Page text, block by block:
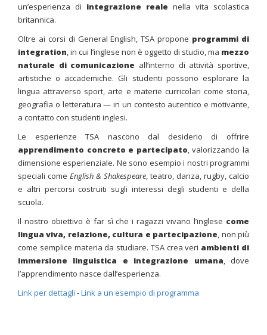
un’esperienza di integrazione reale nella vita scolastica
britannica.
Oltre ai corsi di General English, TSA propone programmi di
integration, in cui l’inglese non è oggetto di studio, ma mezzo
naturale di comunicazione all’interno di attività sportive,
artistiche o accademiche. Gli studenti possono esplorare la
lingua attraverso sport, arte e materie curricolari come storia,
geografia o letteratura — in un contesto autentico e motivante,
a contatto con studenti inglesi.
Le esperienze TSA nascono dal desiderio di offrire
apprendimento concreto e partecipato, valorizzando la
dimensione esperienziale. Ne sono esempio i nostri programmi
speciali come English & Shakespeare, teatro, danza, rugby, calcio
e altri percorsi costruiti sugli interessi degli studenti e della
scuola.
Il nostro obiettivo è far sì che i ragazzi vivano l’inglese come
lingua viva, relazione, cultura e partecipazione, non più
come semplice materia da studiare. TSA crea veri ambienti di
immersione linguistica e integrazione umana, dove
l’apprendimento nasce dall’esperienza.
Link per dettagli -Link a un esempio di programma